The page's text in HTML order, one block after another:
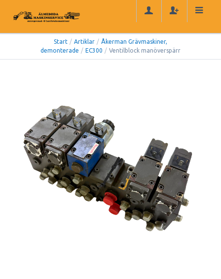
Start / Artiklar / Åkerman Grävmaskiner,
demonterade / EC300 / Ventilblock manöverspärr